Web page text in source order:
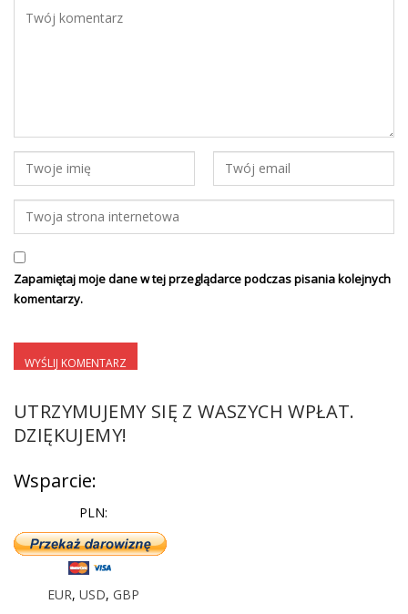
Zapamiętaj moje dane w tej przeglądarce podczas pisania kolejnych
komentarzy.
UTRZYMUJEMY SIĘ Z WASZYCH WPŁAT.
DZIĘKUJEMY!
Wsparcie:
PLN:
EUR, USD, GBP